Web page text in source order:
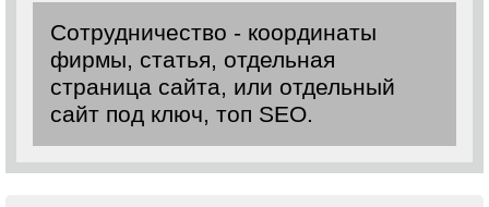
Сотрудничество - координаты
фирмы, статья, отдельная
страница сайта, или отдельный
сайт под ключ, топ SEO.